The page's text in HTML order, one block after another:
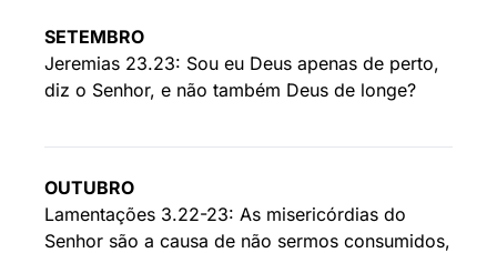
SETEMBRO
Jeremias 23.23: Sou eu Deus apenas de perto,
diz o Senhor, e não também Deus de longe?
OUTUBRO
Lamentações 3.22-23: As misericórdias do
Senhor são a causa de não sermos consumidos,